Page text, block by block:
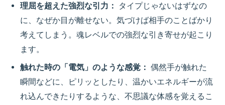
理屈を超えた強烈な引力：
タイプじゃないはずなの
に、なぜか目が離せない。気づけば相手のことばかり
考えてしまう。魂レベルでの強烈な引き寄せが起こり
ます。
触れた時の「電気」のような感覚： 偶然手が触れた
瞬間などに、ピリッとしたり、温かいエネルギーが流
れ込んできたりするような、不思議な体感を覚えるこ